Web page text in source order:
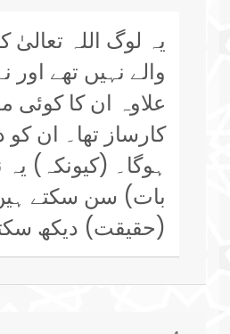
یہ لوگ اللہ تعالیٰ
والے نہیں تھے اور
علاوہ ان کا کوئی
کارساز تھا۔ ان کو
ہوگا۔ (کیونکہ)
بات) سن سکتے
(حقیقت) دیکھ